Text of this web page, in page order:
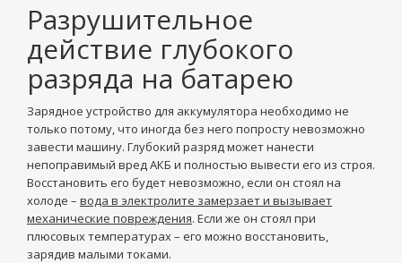
Разрушительное
действие глубокого
разряда на батарею
Зарядное устройство для аккумулятора необходимо не
только потому, что иногда без него попросту невозможно
завести машину. Глубокий разряд может нанести
непоправимый вред АКБ и полностью вывести его из строя.
Восстановить его будет невозможно, если он стоял на
холоде – вода в электролите замерзает и вызывает
механические повреждения. Если же он стоял при
плюсовых температурах – его можно восстановить,
зарядив малыми токами.